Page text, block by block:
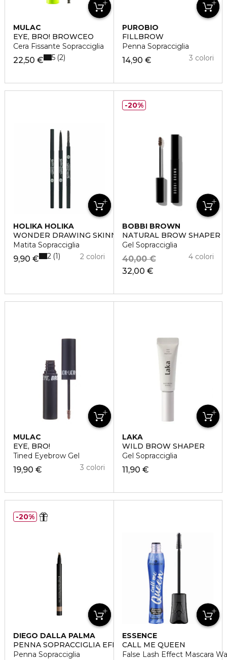
MULAC
EYE, BRO! BROWCEO
Cera Fissante Sopracciglia
22,50 € 5 2
PUROBIO
FILLBROW
Penna Sopracciglia
14,90 € 3 colori
HOLIKA HOLIKA
WONDER DRAWING SKINNY EYEBROW
Matita Sopracciglia
9,90 € 2 colori
2 1
BOBBI BROWN
NATURAL BROW SHAPER
Gel Sopracciglia
32,00 €
40,00 € 4 colori
20%
MULAC
EYE, BRO!
Tined Eyebrow Gel
19,90 € 3 colori
LAKA
WILD BROW SHAPER
Gel Sopracciglia
11,90 €
DIEGO DALLA PALMA
PENNA SOPRACCIGLIA EFFETTO MICROBLADING
Penna Sopracciglia
20%
ESSENCE
CALL ME QUEEN
False Lash Effect Mascara